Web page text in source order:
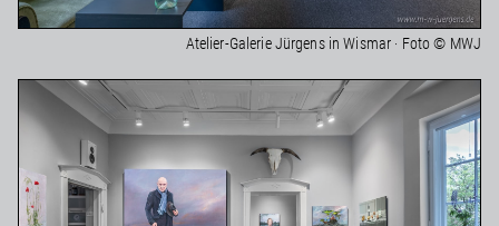
Atelier-Galerie Jürgens in Wismar · Foto © MWJ